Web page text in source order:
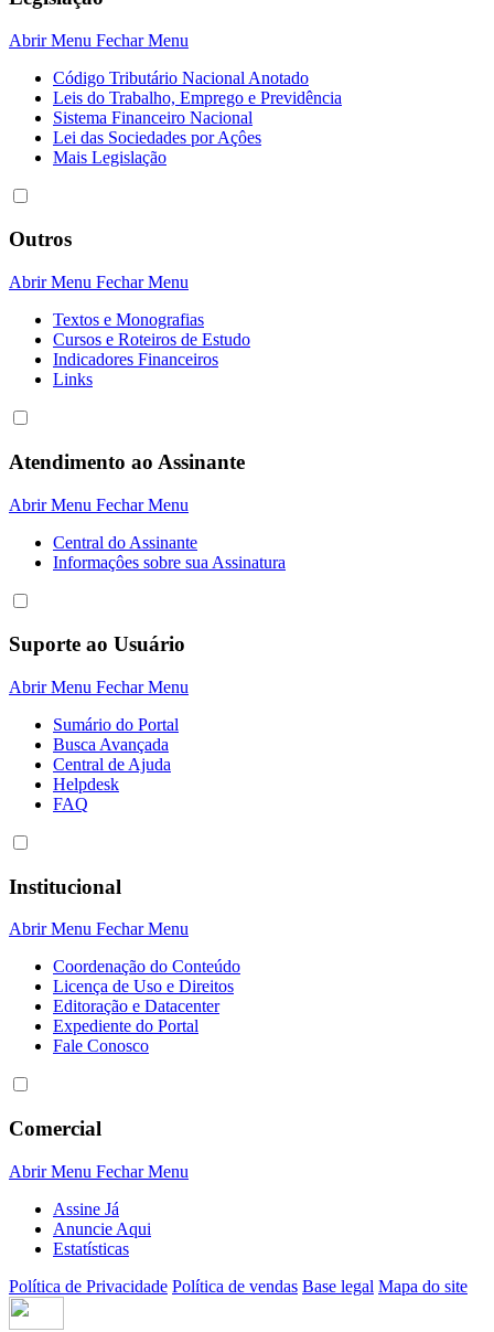
Abrir Menu Fechar Menu
Código Tributário Nacional Anotado
Leis do Trabalho, Emprego e Previdência
Sistema Financeiro Nacional
Lei das Sociedades por Açôes
Mais Legislação
Outros
Abrir Menu Fechar Menu
Textos e Monografias
Cursos e Roteiros de Estudo
Indicadores Financeiros
Links
Atendimento ao Assinante
Abrir Menu Fechar Menu
Central do Assinante
Informaçôes sobre sua Assinatura
Suporte ao Usuário
Abrir Menu Fechar Menu
Sumário do Portal
Busca Avançada
Central de Ajuda
Helpdesk
FAQ
Institucional
Abrir Menu Fechar Menu
Coordenação do Conteúdo
Licença de Uso e Direitos
Editoração e Datacenter
Expediente do Portal
Fale Conosco
Comercial
Abrir Menu Fechar Menu
Assine Já
Anuncie Aqui
Estatísticas
Política de Privacidade Política de vendas Base legal Mapa do site